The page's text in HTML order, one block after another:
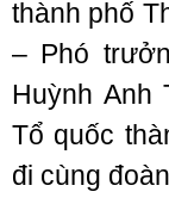
thành phố
– Phó
Huỳnh Anh
Tổ quốc
đi cùng